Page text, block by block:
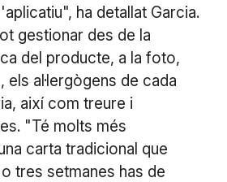
ha detallat Garcia.
gestionar des de la
del producte, a la foto,
els al·lergògens de cada
així com treure i
"Té molts més
carta tradicional que
tres setmanes has de